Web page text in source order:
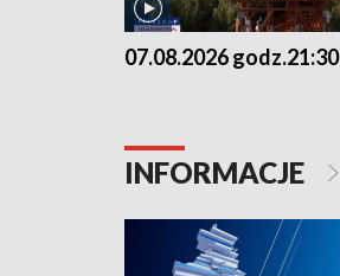
07.08.2026 godz.21:30
INFORMACJE